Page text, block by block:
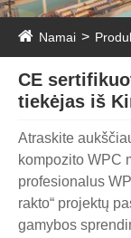
Namai
CE
tiekėjas iš
Atraskite
kompozito WPC
profesionalus
rakto“ projektų
gamybos